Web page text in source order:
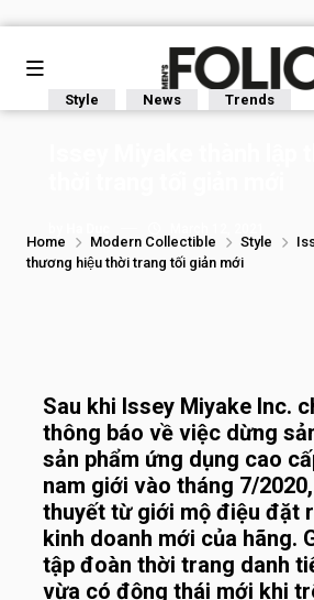
Home Modern Collectible Style
thương hiệu thời trang tối giản mới
Style News Trends
Sau khi Issey Miyake Inc.
thông báo về việc dừng
sản phẩm ứng dụng cao
nam giới vào tháng 7/
thuyết từ giới mộ điệu đặt
kinh doanh mới của hãng.
tập đoàn thời trang danh
vừa có động thái mới khi